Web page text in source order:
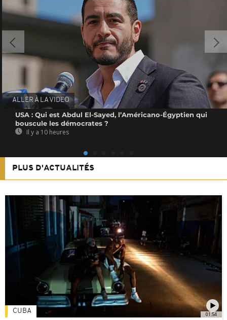
ALLER À LA VIDEO
USA : Qui est Abdul El-Sayed, l’Américano-Égyptien qui
bouscule les démocrates ?
Il y a 10 heures
PLUS D'ACTUALITÉS
01:54
CUBA